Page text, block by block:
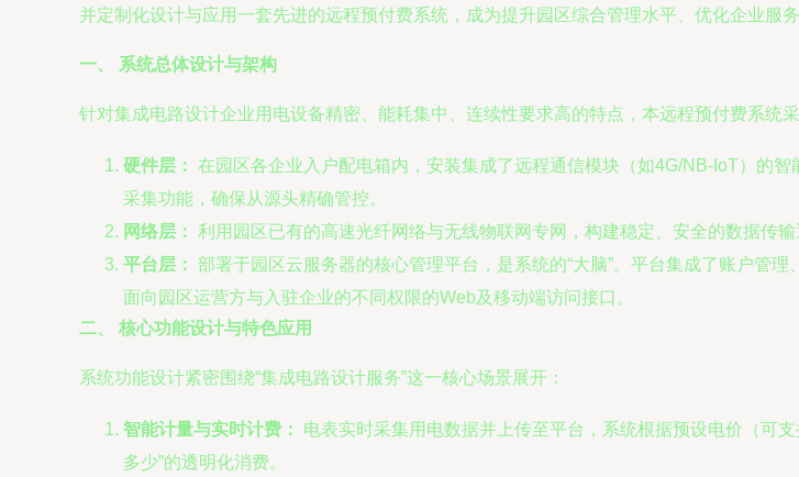
并定制化设计与应用一套先进的远程预付费系统，成为提升园区综合管理水平、优化企业服务
一、 系统总体设计与架构
针对集成电路设计企业用电设备精密、能耗集中、连续性要求高的特点，本远程预付费系统
硬件层： 在园区各企业入户配电箱内，安装集成了远程通信模块（如4G/NB-IoT）的
采集功能，确保从源头精确管控。
网络层： 利用园区已有的高速光纤网络与无线物联网专网，构建稳定、安全的数据传
平台层： 部署于园区云服务器的核心管理平台，是系统的“大脑”。平台集成了账户管
面向园区运营方与入驻企业的不同权限的Web及移动端访问接口。
二、 核心功能设计与特色应用
系统功能设计紧密围绕“集成电路设计服务”这一核心场景展开：
智能计量与实时计费：
电表实时采集用电数据并上传至平台，系统根据预设电价（可
多少”的透明化消费。